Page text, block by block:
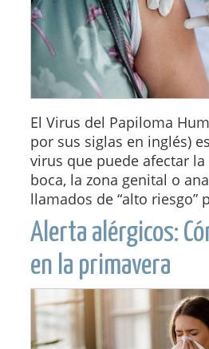
El Virus del Papiloma
por sus siglas en inglés)
virus que puede afectar
boca, la zona genital o
llamados de “alto riesgo”
Alerta alérgicos:
en la primavera